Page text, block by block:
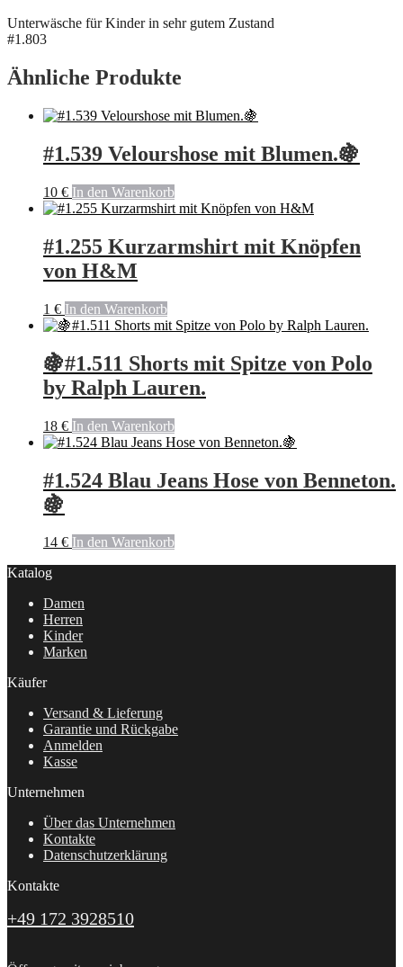
Unterwäsche für Kinder in sehr gutem Zustand
#1.803
Ähnliche Produkte
#1.539 Velourshose mit Blumen.🍇
10 € In den Warenkorb
#1.255 Kurzarmshirt mit Knöpfen
von H&M
1 € In den Warenkorb
🍇#1.511 Shorts mit Spitze von Polo
by Ralph Lauren.
18 € In den Warenkorb
#1.524 Blau Jeans Hose von Benneton.
🍇
14 € In den Warenkorb
Katalog
Damen
Herren
Kinder
Marken
Käufer
Versand & Lieferung
Garantie und Rückgabe
Anmelden
Kasse
Unternehmen
Über das Unternehmen
Kontakte
Datenschutzerklärung
Kontakte
+49 172 3928510